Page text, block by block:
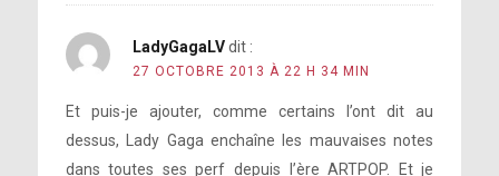
LadyGagaLV dit :
27 OCTOBRE 2013 À 22 H 34 MIN
Et puis-je ajouter, comme certains l’ont dit au
dessus, Lady Gaga enchaîne les mauvaises notes
dans toutes ses perf depuis l’ère ARTPOP. Et je